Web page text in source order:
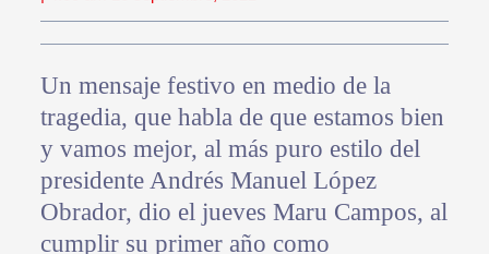
Un mensaje festivo en medio de la
tragedia, que habla de que estamos bien
y vamos mejor, al más puro estilo del
presidente Andrés Manuel López
Obrador, dio el jueves Maru Campos, al
cumplir su primer año como